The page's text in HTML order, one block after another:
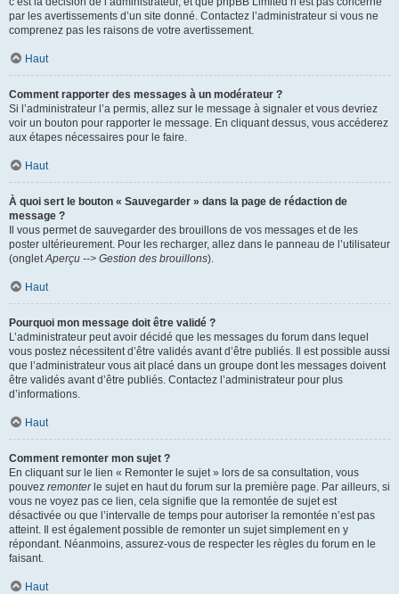
par les avertissements d’un site donné. Contactez l’administrateur si vous ne
comprenez pas les raisons de votre avertissement.
Haut
Comment rapporter des messages à un modérateur ?
Si l’administrateur l’a permis, allez sur le message à signaler et vous devriez
voir un bouton pour rapporter le message. En cliquant dessus, vous accéderez
aux étapes nécessaires pour le faire.
Haut
À quoi sert le bouton « Sauvegarder » dans la page de rédaction de
message ?
Il vous permet de sauvegarder des brouillons de vos messages et de les
poster ultérieurement. Pour les recharger, allez dans le panneau de l’utilisateur
(ongletAperçu --> Gestion des brouillons).
Haut
Pourquoi mon message doit être validé ?
L’administrateur peut avoir décidé que les messages du forum dans lequel
vous postez nécessitent d’être validés avant d’être publiés. Il est possible aussi
que l’administrateur vous ait placé dans un groupe dont les messages doivent
être validés avant d’être publiés. Contactez l’administrateur pour plus
d’informations.
Haut
Comment remonter mon sujet ?
En cliquant sur le lien « Remonter le sujet » lors de sa consultation, vous
pouvez remonterle sujet en haut du forum sur la première page. Par ailleurs, si
vous ne voyez pas ce lien, cela signifie que la remontée de sujet est
désactivée ou que l’intervalle de temps pour autoriser la remontée n’est pas
atteint. Il est également possible de remonter un sujet simplement en y
répondant. Néanmoins, assurez-vous de respecter les règles du forum en le
faisant.
Haut